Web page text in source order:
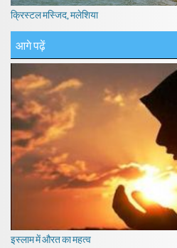
क्रिस्टल मस्जिद, मलेशिया
आगे पढ़ें
इस्लाम में औरत का महत्व